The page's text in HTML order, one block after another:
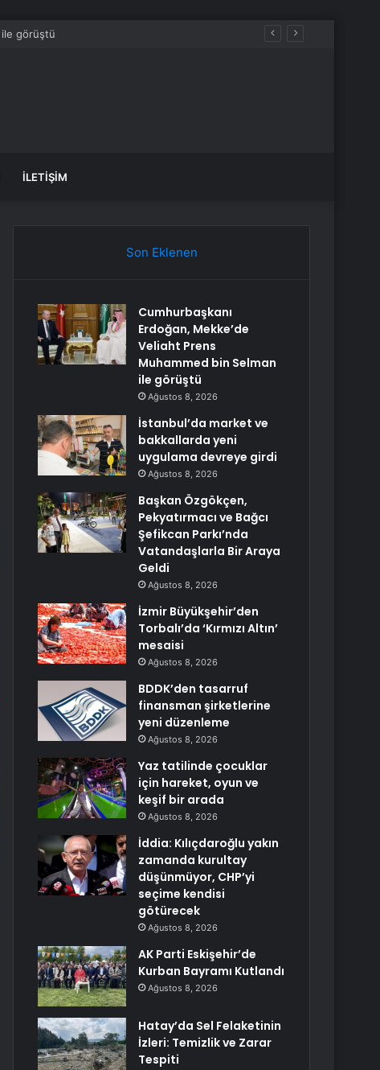
İLETIŞIM
Son Eklenen
Cumhurbaşkanı
Erdoğan, Mekke’de
Veliaht Prens
Muhammed bin Selman
ile görüştü
Ağustos 8, 2026
İstanbul’da market ve
bakkallarda yeni
uygulama devreye girdi
Ağustos 8, 2026
Başkan Özgökçen,
Pekyatırmacı ve Bağcı
Şefikcan Parkı’nda
Vatandaşlarla Bir Araya
Geldi
Ağustos 8, 2026
İzmir Büyükşehir’den
Torbalı’da ‘Kırmızı Altın’
mesaisi
Ağustos 8, 2026
BDDK’den tasarruf
finansman şirketlerine
yeni düzenleme
Ağustos 8, 2026
Yaz tatilinde çocuklar
için hareket, oyun ve
keşif bir arada
Ağustos 8, 2026
İddia: Kılıçdaroğlu yakın
zamanda kurultay
düşünmüyor, CHP’yi
seçime kendisi
götürecek
Ağustos 8, 2026
AK Parti Eskişehir’de
Kurban Bayramı Kutlandı
Ağustos 8, 2026
Hatay’da Sel Felaketinin
İzleri: Temizlik ve Zarar
Tespiti